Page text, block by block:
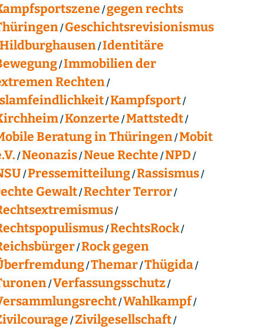
gegen rechts
Geschichtsrevisionismus
Identitäre
Immobilien der
Rechten
Kampfsport
Konzerte Mattstedt
Beratung in Thüringen Mobit
Neonazis Neue Rechte NPD
Pressemitteilung Rassismus
Gewalt Rechter Terror
RechtsRock
Rock gegen
Themar Thügida
Verfassungsschutz
Wahlkampf
Zivilgesellschaft